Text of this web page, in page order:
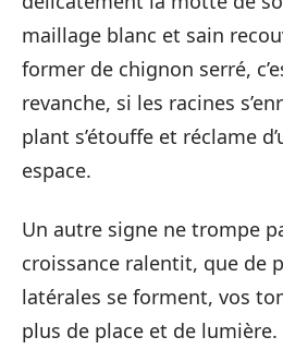
maillage blanc et sain
former de chignon serré,
revanche, si les racines
plant s’étouffe et réclame
espace.
Un autre signe ne trompe
croissance ralentit, que de
latérales se forment, vos
plus de place et de